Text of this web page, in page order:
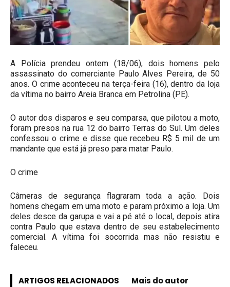
A Polícia prendeu ontem (18/06), dois homens pelo
assassinato do comerciante Paulo Alves Pereira, de 50
anos. O crime aconteceu na terça-feira (16), dentro da loja
da vítima no bairro Areia Branca em Petrolina (PE).
O autor dos disparos e seu comparsa, que pilotou a moto,
foram presos na rua 12 do bairro Terras do Sul. Um deles
confessou o crime e disse que recebeu R$ 5 mil de um
mandante que está já preso para matar Paulo.
O crime
Câmeras de segurança flagraram toda a ação. Dois
homens chegam em uma moto e param próximo a loja. Um
deles desce da garupa e vai a pé até o local, depois atira
contra Paulo que estava dentro de seu estabelecimento
comercial. A vítima foi socorrida mas não resistiu e
faleceu.
ARTIGOS RELACIONADOS Mais do autor